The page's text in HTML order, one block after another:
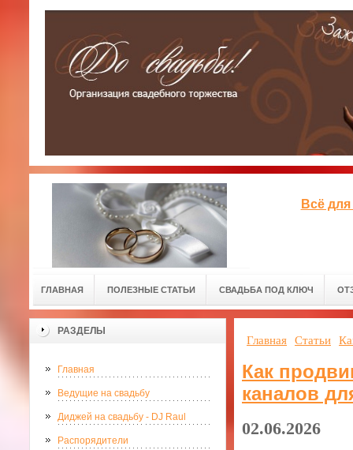
Всё
ГЛАВНАЯ ПОЛЕЗНЫЕ СТАТЬИ СВАДЬБА ПОД КЛЮЧ
РАЗДЕЛЫ
Главная
Ведущие на свадьбу
Диджей на свадьбу - DJ Raul
Распорядители
Главная Статьи
Как
каналов
02.06.2026